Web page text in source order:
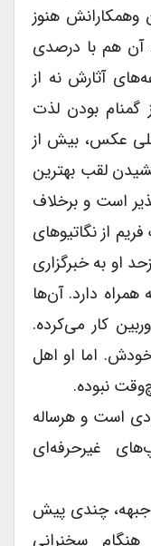
هنوز
هم با درصدى
آثارش نه از
بودن لذت
عکس، بیش از
لقب بهترین
است و برخلاف
از نگاتیوهاى
او به خبرگزارى
دارد. آن‌ها
کار می‌کرده.
اما او اهل
نبوده.
است و هرساله
غیرحرفه‌ای
چندى پیش
سخنرانى